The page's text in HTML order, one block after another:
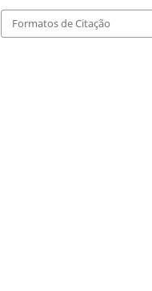
Formatos de Citação